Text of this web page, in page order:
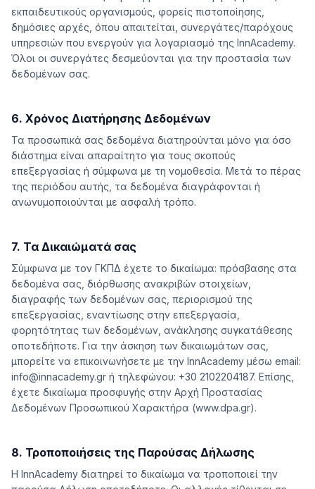
εκπαιδευτικούς οργανισμούς, φορείς πιστοποίησης,
δημόσιες αρχές, όπου απαιτείται, συνεργάτες/παρόχους
υπηρεσιών που ενεργούν για λογαριασμό της InnAcademy.
Όλοι οι συνεργάτες δεσμεύονται για την προστασία των
δεδομένων σας.
6. Χρόνος Διατήρησης Δεδομένων
Τα προσωπικά σας δεδομένα διατηρούνται μόνο για όσο
διάστημα είναι απαραίτητο για τους σκοπούς
επεξεργασίας ή σύμφωνα με τη νομοθεσία. Μετά το πέρας
της περιόδου αυτής, τα δεδομένα διαγράφονται ή
ανωνυμοποιούνται με ασφαλή τρόπο.
7. Τα Δικαιώματά σας
Σύμφωνα με τον ΓΚΠΔ έχετε το δικαίωμα: πρόσβασης στα
δεδομένα σας, διόρθωσης ανακριβών στοιχείων,
διαγραφής των δεδομένων σας, περιορισμού της
επεξεργασίας, εναντίωσης στην επεξεργασία,
φορητότητας των δεδομένων, ανάκλησης συγκατάθεσης
οποτεδήποτε. Για την άσκηση των δικαιωμάτων σας,
μπορείτε να επικοινωνήσετε με την InnAcademy μέσω email:
info@innacademy.gr ή τηλεφώνου: +30 2102204187. Επίσης,
έχετε δικαίωμα προσφυγής στην Αρχή Προστασίας
Δεδομένων Προσωπικού Χαρακτήρα (www.dpa.gr).
8. Τροποποιήσεις της Παρούσας Δήλωσης
Η InnAcademy διατηρεί το δικαίωμα να τροποποιεί την